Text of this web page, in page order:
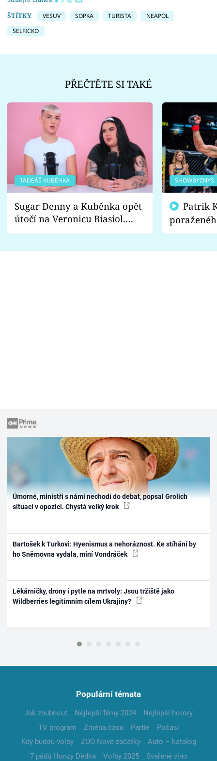
ŠTÍTKY
VESUV SOPKA TURISTA
NEAPOL
SELFICKO
PŘEČTĚTE SI TAKÉ
TADEÁŠ KUBĚNKA
Sugar Denny a Kuběnka opět
útočí na Veronicu Biasiol.
Proč je podle nich falešná a
SHOWBYZNYS
fanoušci
Úmorné, ministři s námi nechodí do debat, popsal Grolich
situaci v opozici. Chystá velký krok
Bartošek k Turkovi: Hyenismus a nehoráznost. Ke stíhání by
ho Sněmovna vydala, míní Vondráček
Lékárničky, drony i pytle na mrtvoly: Jsou tržiště jako
Wildberries legitimním cílem Ukrajiny?
Populární témata
Jak zhubnout Nejlepší filmy 2024
Nejlepší horory
TV program
Změna času Partie
Počasí
Kdy budou volby
ZOO Nové začátky
Auto – katalog
7 pádů Honzy Dědka
Volby 2025
Svařené víno